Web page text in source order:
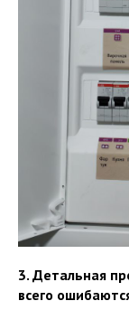
3. Детальная
всего